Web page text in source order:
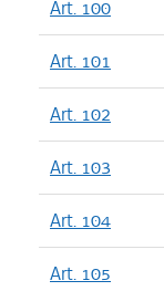
Art. 100
Art. 101
Art. 102
Art. 103
Art. 104
Art. 105